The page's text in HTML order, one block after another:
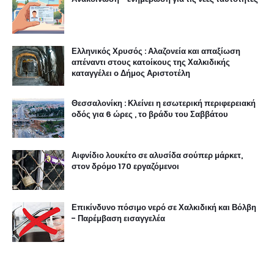
Ελληνικός Χρυσός : Αλαζονεία και απαξίωση
απέναντι στους κατοίκους της Χαλκιδικής
καταγγέλει ο Δήμος Αριστοτέλη
Θεσσαλονίκη : Κλείνει η εσωτερική περιφερειακή
οδός για 6 ώρες , το βράδυ του Σαββάτου
Αιφνίδιο λουκέτο σε αλυσίδα σούπερ μάρκετ,
στον δρόμο 170 εργαζόμενοι
Επικίνδυνο πόσιμο νερό σε Χαλκιδική και Βόλβη
- Παρέμβαση εισαγγελέα